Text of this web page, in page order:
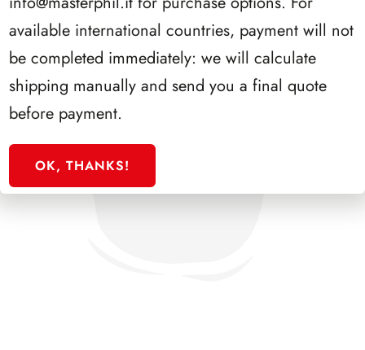
available international countries, payment will not
be completed immediately: we will calculate
shipping manually and send you a final quote
before payment.
OK, THANKS!